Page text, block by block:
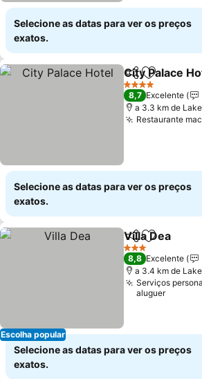
Selecione as datas para ver os preços
exatos.
PartilharAdicionar
City Palace
4 Estrelas
8,7 Excelente
a 3.3 km de
Restaurante
Selecione as datas para ver os preços
exatos.
Escolha popular
PartilharAdicionar
Villa Dea
3 Estrelas
8,8 Excelente
a 3.4 km de
Serviços
aluguer
Selecione as datas para ver os preços
exatos.